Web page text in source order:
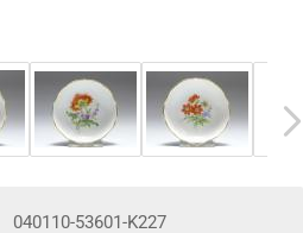
040110-53601-K227